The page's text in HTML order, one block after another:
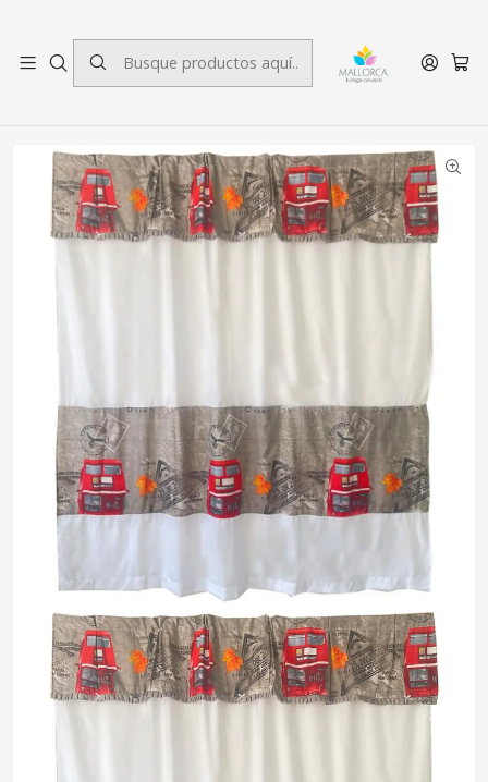
Inicio Baño Cortinas de baño
Juego Cortina para Baño Vintage 4 Piezas